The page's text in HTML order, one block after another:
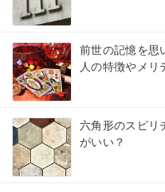
前世の記憶を思
人の特徴やメリ
六角形のスピリ
がいい？